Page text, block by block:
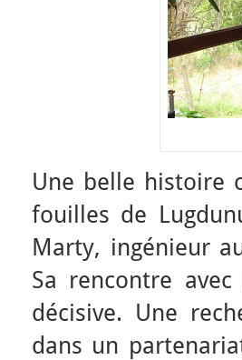
Une belle histoire
fouilles de
Marty, ingénieur
Sa rencontre
décisive. Une
dans un